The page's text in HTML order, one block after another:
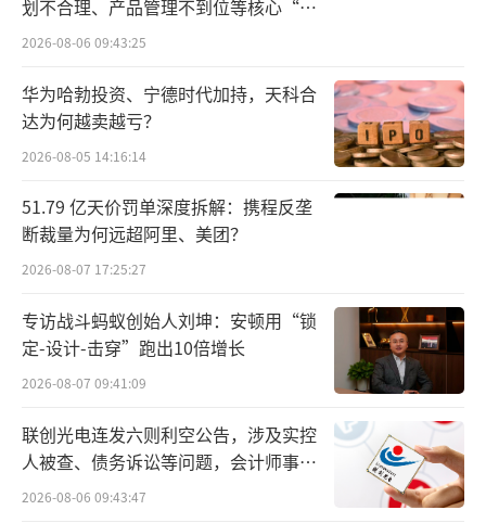
虽然今年前三季度营收保持了正增长，但
在2024年三季度业绩说明会上，农业银行财务
会计部总经理刘世栋透露，受LPR持续下调、
房贷利率批量调整等宏观政策变动，以及主动
让利实体经济等因素的影响，该行营收进一步
增长仍将面临一定压力。
中国银行、邮储银行则保持营收、净
利“双增”态势，2024年1—9月，分别实现营
业收入4783.48亿元、2603.49亿元，同比增长
1.64%、0.09%；实现归母净利润1757.63亿
但增速已较去年同期有所收窄。
交通银行则未能延续去年同期业绩增长趋
划不合理、产品管理不到位等核心“痛
点”
2026-08-06 09:43:25
华为哈勃投资、宁德时代加持，天科合
达为何越卖越亏？
2026-08-05 14:16:14
51.79 亿天价罚单深度拆解：携程反垄
断裁量为何远超阿里、美团？
2026-08-07 17:25:27
专访战斗蚂蚁创始人刘坤：安顿用“锁
定-设计-击穿”跑出10倍增长
2026-08-07 09:41:09
联创光电连发六则利空公告，涉及实控
人被查、债务诉讼等问题，会计师事务
所曾出具“保留意见”
2026-08-06 09:43:47